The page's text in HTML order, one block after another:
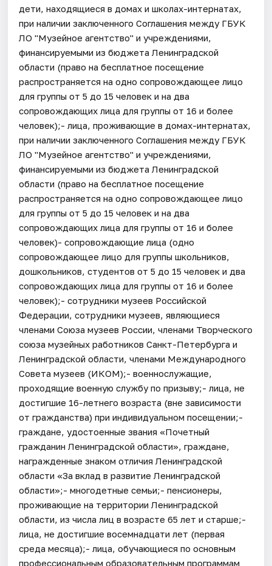
дети, находящиеся в домах и школах-интернатах,
при наличии заключенного Соглашения между ГБУК
ЛО "Музейное агентство" и учреждениями,
финансируемыми из бюджета Ленинградской
области (право на бесплатное посещение
распространяется на одно сопровождающее лицо
для группы от 5 до 15 человек и на два
сопровождающих лица для группы от 16 и более
человек);- лица, проживающие в домах-интернатах,
при наличии заключенного Соглашения между ГБУК
ЛО "Музейное агентство" и учреждениями,
финансируемыми из бюджета Ленинградской
области (право на бесплатное посещение
распространяется на одно сопровождающее лицо
для группы от 5 до 15 человек и на два
сопровождающих лица для группы от 16 и более
человек)- сопровождающие лица (одно
сопровождающее лицо для группы школьников,
дошкольников, студентов от 5 до 15 человек и два
сопровождающих лица для группы от 16 и более
человек);- сотрудники музеев Российской
Федерации, сотрудники музеев, являющиеся
членами Союза музеев России, членами Творческого
союза музейных работников Санкт-Петербурга и
Ленинградской области, членами Международного
Совета музеев (ИКОМ);- военнослужащие,
проходящие военную службу по призыву;- лица, не
достигшие 16-летнего возраста (вне зависимости
от гражданства) при индивидуальном посещении;-
граждане, удостоенные звания «Почетный
гражданин Ленинградской области», граждане,
награжденные знаком отличия Ленинградской
области «За вклад в развитие Ленинградской
области»;- многодетные семьи;- пенсионеры,
проживающие на территории Ленинградской
области, из числа лиц в возрасте 65 лет и старше;-
лица, не достигшие восемнадцати лет (первая
среда месяца);- лица, обучающиеся по основным
профессиональным образовательным программам